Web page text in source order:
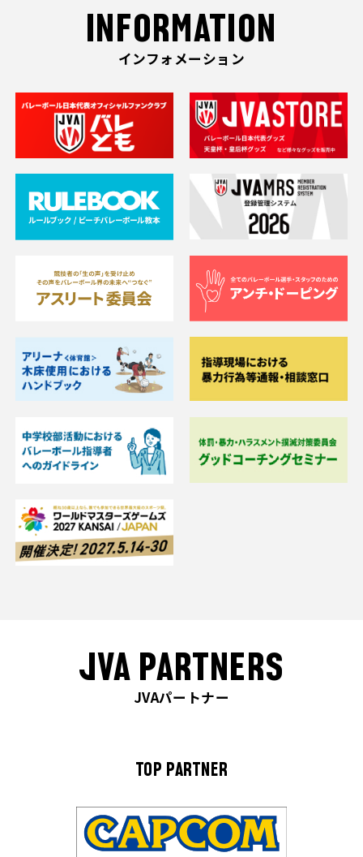
INFORMATION
インフォメーション
JVA PARTNERS
JVAパートナー
TOP PARTNER